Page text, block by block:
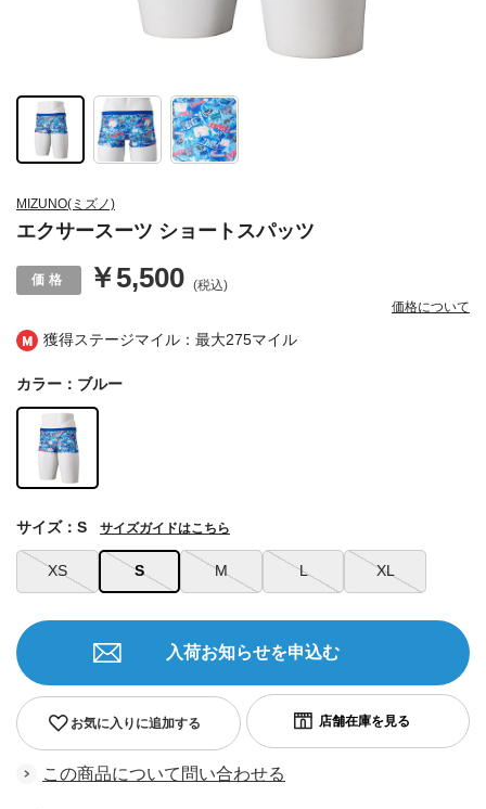
獲得ステージマイル：最大275マイル
MIZUNO(ミズノ)
エクサースーツ ショートスパッツ
￥5,500 (税込)
価格について
カラー：ブルー
XS S M L XL
サイズ：S サイズガイドはこちら
お気に入りに追加する
入荷お知らせを申込む
この商品について問い合わせる